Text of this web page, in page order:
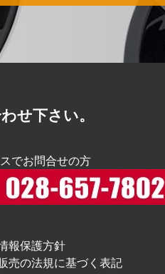
せ下さい。
でお問合せの方
報保護方針
売の法規に基づく表記